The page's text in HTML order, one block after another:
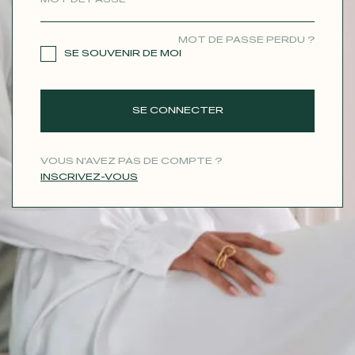
MOT DE PASSE PERDU ?
SE SOUVENIR DE MOI
SE CONNECTER
VOUS N'AVEZ PAS DE COMPTE ?
INSCRIVEZ-VOUS